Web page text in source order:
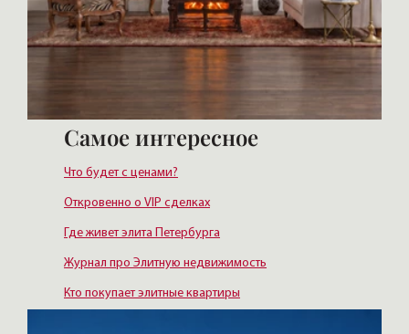
Самое интересное
Что будет с ценами?
Откровенно о VIP сделках
Где живет элита Петербурга
Журнал про Элитную недвижимость
Кто покупает элитные квартиры